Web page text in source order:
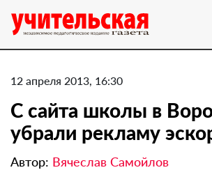
12 апреля 2013, 16:30
С сайта школы в
убрали рекламу
Автор: Вячеслав Самойлов